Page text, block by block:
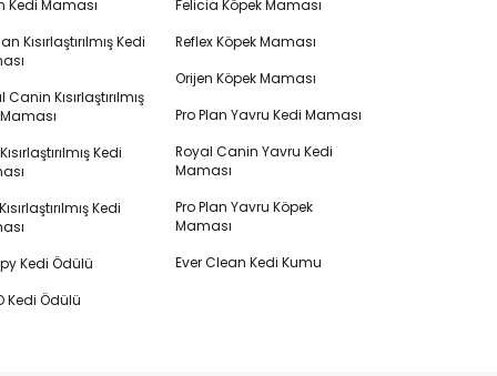
Kedi Maması
Kısırlaştırılmış Kedi
Canin Kısırlaştırılmış
Kedi
Kedi
Kedi Ödülü
Kedi Ödülü
Felicia Köpek Maması
Reflex Köpek Maması
Orijen Köpek Maması
Pro Plan Yavru Kedi Maması
Royal Canin Yavru Kedi
Maması
Pro Plan Yavru Köpek
Maması
Ever Clean Kedi Kumu